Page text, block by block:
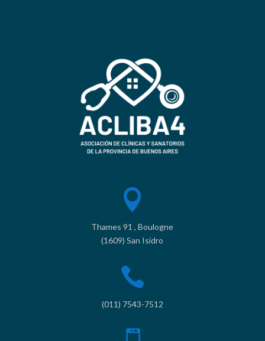

Thames 91 , Boulogne
(1609) San Isidro

(011) 7543-7512